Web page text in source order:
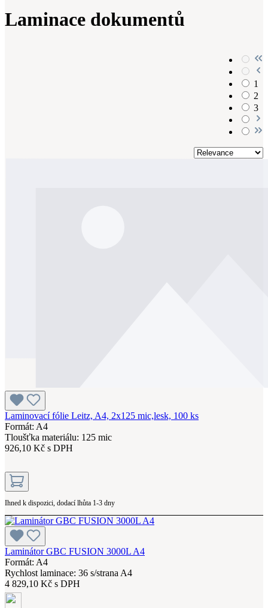
Laminace dokumentů
1
2
3
Laminovací fólie Leitz, A4, 2x125 mic,lesk, 100 ks
Formát: A4
Tloušťka materiálu: 125 mic
926,10 Kč s DPH
Ihned k dispozici, dodací lhůta 1-3 dny
Laminátor GBC FUSION 3000L A4
Formát: A4
Rychlost laminace: 36 s/strana A4
4 829,10 Kč s DPH